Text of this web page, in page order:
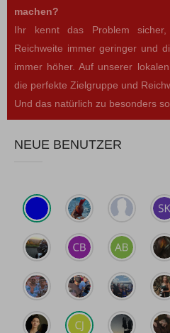
machen?
Ihr kennt das Problem
Reichweite immer geringer und
immer höher. Auf unserer
die perfekte Zielgruppe und
Und das natürlich zu besonders
NEUE BENUTZER